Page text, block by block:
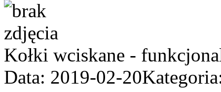
Kołki wciskane -
Data: 2019-02-20